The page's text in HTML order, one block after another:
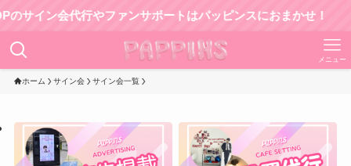
会代行やファンサポートはパッピンスにおまかせ！
メニュー
ホーム サイン会 サイン会一覧